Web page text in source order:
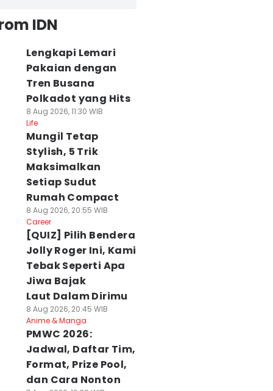
IDN
Lengkapi Lemari
Pakaian dengan
Tren Busana
Polkadot yang Hits
8 Aug 2026, 11:30 WIB
Life
Mungil Tetap
Stylish, 5 Trik
Maksimalkan
Setiap Sudut
Rumah Compact
8 Aug 2026, 20:55 WIB
Career
[QUIZ] Pilih Bendera
Jolly Roger Ini, Kami
Tebak Seperti Apa
Jiwa Bajak
Laut Dalam Dirimu
8 Aug 2026, 20:45 WIB
Anime & Manga
PMWC 2026:
Jadwal, Daftar Tim,
Format, Prize Pool,
dan Cara Nonton